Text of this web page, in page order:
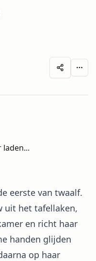
eerste van twaalf.
uit het tafellaken,
en richt haar
handen glijden
op haar